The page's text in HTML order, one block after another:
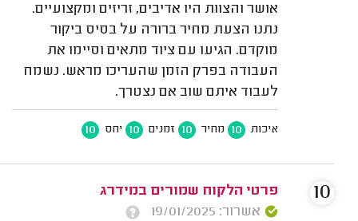
אושר והצוות היו אדיבים, זריזים ומקצועיים.
נתנו הצעת מחיר ברורה על בסיס ביקור
מוקדם. הגיעו עם ציוד מתאים וסיימו את
העבודה בפרק הזמן שהעריכו מראש. נשמח
לעבוד איתם שוב אם נצטרך.
איכות 10 מחיר 10 זמנים 10 יחס 10
פרטי הלקוח שמורים במידרג
אשרור: 19/01/2025
10